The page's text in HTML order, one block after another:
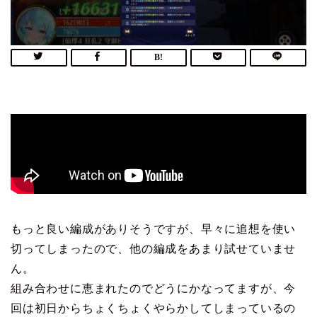
もっと良い編成がありそうですが、早々に追想を使い
切ってしまったので、他の編成をあまり試せていませ
ん。
組み合わせに恵まれたのでどうにかなってますが、今
回は初日からちょくちょくやらかしてしまっているの